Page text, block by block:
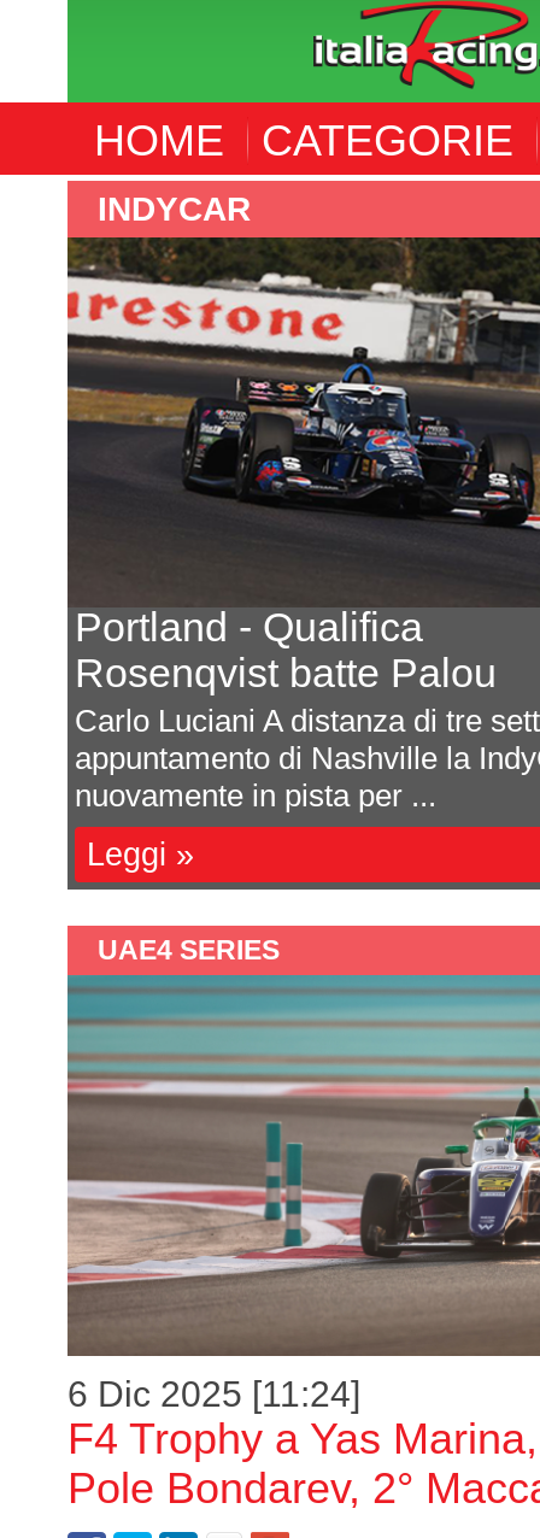
HOME CATEGORIE
F4 CEZ
Le proteste dei team
Le risposte del
Massimo CostaLe ultime gare
scatenato un po' di scompiglio
decisione del direttor...
Leggi »
UAE4 SERIES
6 Dic 2025 [11:24]
F4 Trophy a Yas
Pole Bondarev, 2°